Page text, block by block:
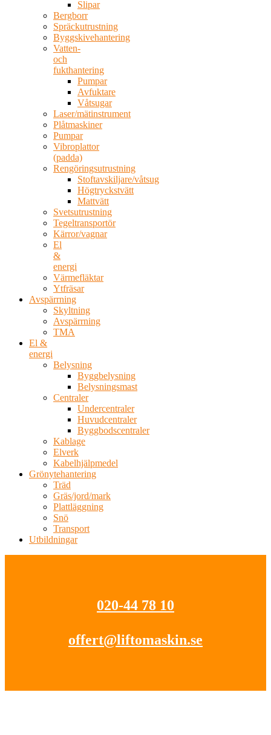
Slipar
Bergborr
Spräckutrustning
Byggskivehantering
Vatten-
och
fukthantering
Pumpar
Avfuktare
Våtsugar
Laser/mätinstrument
Plåtmaskiner
Pumpar
Vibroplattor
(padda)
Rengöringsutrustning
Stoftavskiljare/våtsug
Högtryckstvätt
Mattvätt
Svetsutrustning
Tegeltransportör
Kärror/vagnar
El
&
energi
Värmefläktar
Ytfräsar
Avspärrning
Skyltning
Avspärrning
TMA
El &
energi
Belysning
Byggbelysning
Belysningsmast
Centraler
Undercentraler
Huvudcentraler
Byggbodscentraler
Kablage
Elverk
Kabelhjälpmedel
Grönytehantering
Träd
Gräs/jord/mark
Plattläggning
Snö
Transport
Utbildningar
020-44 78 10
offert@liftomaskin.se